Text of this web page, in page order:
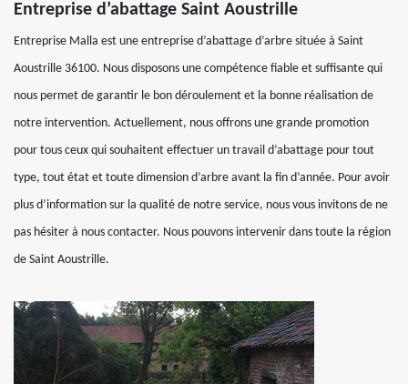
Entreprise d’abattage Saint Aoustrille
Entreprise Malla est une entreprise d’abattage d’arbre située à Saint
Aoustrille 36100. Nous disposons une compétence fiable et suffisante qui
nous permet de garantir le bon déroulement et la bonne réalisation de
notre intervention. Actuellement, nous offrons une grande promotion
pour tous ceux qui souhaitent effectuer un travail d’abattage pour tout
type, tout état et toute dimension d’arbre avant la fin d’année. Pour avoir
plus d’information sur la qualité de notre service, nous vous invitons de ne
pas hésiter à nous contacter. Nous pouvons intervenir dans toute la région
de Saint Aoustrille.